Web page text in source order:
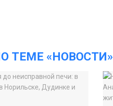
ТЕМЕ «НОВОСТИ»